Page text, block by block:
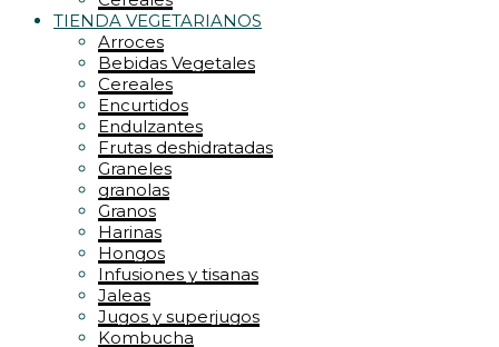
TIENDA VEGETARIANOS
Arroces
Bebidas Vegetales
Cereales
Encurtidos
Endulzantes
Frutas deshidratadas
Graneles
granolas
Granos
Harinas
Hongos
Infusiones y tisanas
Jaleas
Jugos y superjugos
Kombucha